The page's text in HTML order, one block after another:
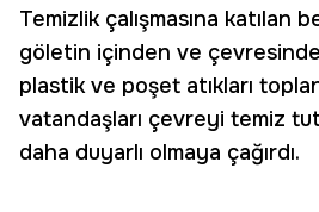
Temizlik çalışmasına katılan
göletin içinden ve
plastik ve poşet atıkları
vatandaşları çevreyi temiz
daha duyarlı olmaya çağırdı.